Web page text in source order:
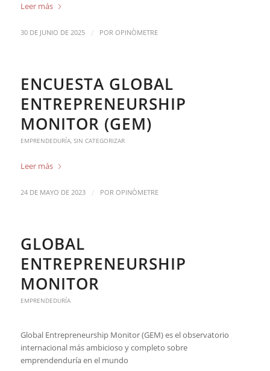
Leer más
30 DE JUNIO DE 2025 / POR OPINÒMETRE
ENCUESTA GLOBAL
ENTREPRENEURSHIP
MONITOR (GEM)
EMPRENDEDURÍA, SIN CATEGORIZAR
Leer más
24 DE MAYO DE 2023 / POR OPINÒMETRE
GLOBAL
ENTREPRENEURSHIP
MONITOR
EMPRENDEDURÍA
Global Entrepreneurship Monitor (GEM) es el observatorio
internacional más ambicioso y completo sobre
emprendenduría en el mundo